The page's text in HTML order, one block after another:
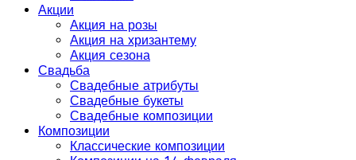
Акции
Акция на розы
Акция на хризантему
Акция сезона
Свадьба
Свадебные атрибуты
Свадебные букеты
Свадебные композиции
Композиции
Классические композиции